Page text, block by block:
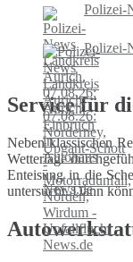
Polizei-
Polizei-
Service für
Neben klassischen
Wetterlage
Enteisung in die
untersucht. Dann